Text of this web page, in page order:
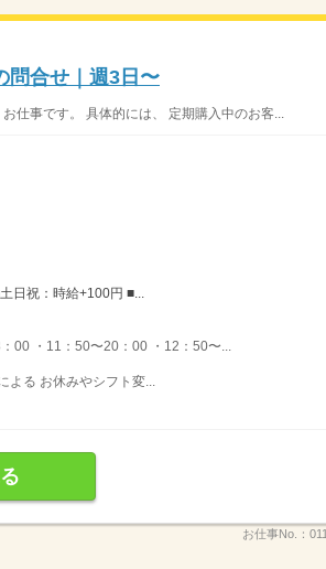
問合せ｜週3日〜
仕事です。 具体的には、 定期購入中のお客...
日祝：時給+100円 ■...
00 ・11：50〜20：00 ・12：50〜...
る お休みやシフト変...
お仕事No.：